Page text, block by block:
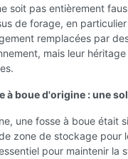
soit pas entièrement
de forage, en
remplacées par
mais leur
à boue d'origine : une
une fosse à boue était
zone de stockage pour
pour maintenir la